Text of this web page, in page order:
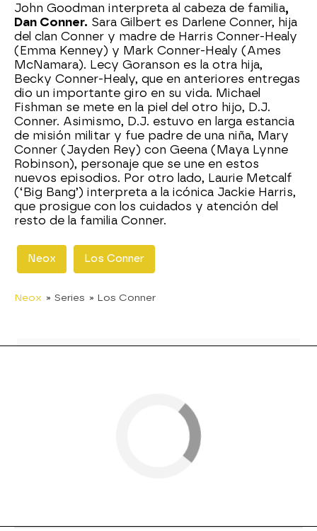
John Goodman interpreta al cabeza de familia,
Dan Conner. Sara Gilbert es Darlene Conner, hija
del clan Conner y madre de Harris Conner-Healy
(Emma Kenney) y Mark Conner-Healy (Ames
McNamara). Lecy Goranson es la otra hija,
Becky Conner-Healy, que en anteriores entregas
dio un importante giro en su vida. Michael
Fishman se mete en la piel del otro hijo, D.J.
Conner. Asimismo, D.J. estuvo en larga estancia
de misión militar y fue padre de una niña, Mary
Conner (Jayden Rey) con Geena (Maya Lynne
Robinson), personaje que se une en estos
nuevos episodios. Por otro lado, Laurie Metcalf
(‘Big Bang’) interpreta a la icónica Jackie Harris,
que prosigue con los cuidados y atención del
resto de la familia Conner.
Neox Los Conner
Neox » Series » Los Conner